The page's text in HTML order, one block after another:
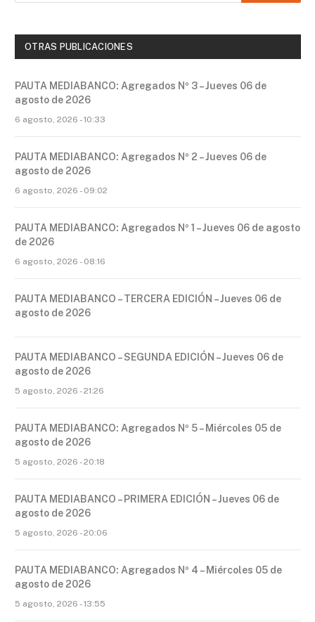
OTRAS PUBLICACIONES
PAUTA MEDIABANCO: Agregados Nº 3 – Jueves 06 de
agosto de 2026
6 agosto, 2026 - 10:33
PAUTA MEDIABANCO: Agregados Nº 2 – Jueves 06 de
agosto de 2026
6 agosto, 2026 - 09:02
PAUTA MEDIABANCO: Agregados Nº 1 – Jueves 06 de agosto
de 2026
6 agosto, 2026 - 08:16
PAUTA MEDIABANCO – TERCERA EDICIÓN – Jueves 06 de
agosto de 2026
PAUTA MEDIABANCO – SEGUNDA EDICIÓN – Jueves 06 de
agosto de 2026
5 agosto, 2026 - 21:26
PAUTA MEDIABANCO: Agregados Nº 5 – Miércoles 05 de
agosto de 2026
5 agosto, 2026 - 20:18
PAUTA MEDIABANCO – PRIMERA EDICIÓN – Jueves 06 de
agosto de 2026
5 agosto, 2026 - 20:06
PAUTA MEDIABANCO: Agregados Nº 4 – Miércoles 05 de
agosto de 2026
5 agosto, 2026 - 13:55